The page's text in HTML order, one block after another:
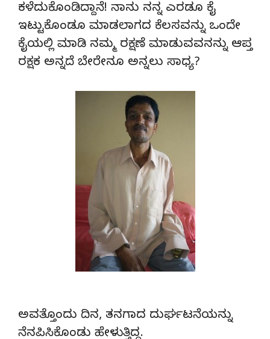
ಕಳೆದುಕೊಂಡಿದ್ದಾನೆ! ನಾನು ನನ್ನ ಎರಡೂ ಕೈ
ಇಟ್ಟುಕೊಂಡೂ ಮಾಡಲಾಗದ ಕೆಲಸವನ್ನು ಒಂದೇ
ಕೈಯಲ್ಲಿ ಮಾಡಿ ನಮ್ಮ ರಕ್ಷಣೆ ಮಾಡುವವನನ್ನು ಆಪ್ತ
ರಕ್ಷಕ ಅನ್ನದೆ ಬೇರೇನೂ ಅನ್ನಲು ಸಾಧ್ಯ?
ಅವತ್ತೊಂದು ದಿನ, ತನಗಾದ ದುರ್ಘಟನೆಯನ್ನು
ನೆನಪಿಸಿಕೊಂಡು ಹೇಳುತ್ತಿದ್ದ.